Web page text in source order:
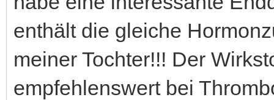
enthält die gleiche
meiner Tochter!!! Der
empfehlenswert bei